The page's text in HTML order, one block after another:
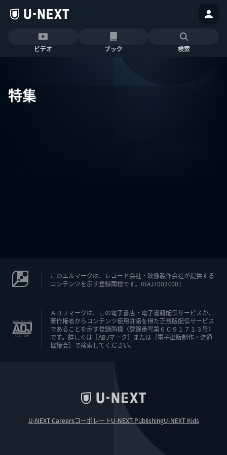
ビデオ ブック 検索
特集
このエルマークは、レコード会社・映像製作会社が提供する
コンテンツを示す登録商標です。RIAJ70024001
ＡＢＪマークは、この電子書店・電子書籍配信サービスが、
著作権者からコンテンツ使用許諾を得た正規版配信サービス
であることを示す登録商標（登録番号第６０９１７１３号）
です。詳しくは［ABJマーク］または［電子出版制作・流通
協議会］で検索してください。
U-NEXT CareersコーポレートU-NEXT PublishingU-NEXT Kids